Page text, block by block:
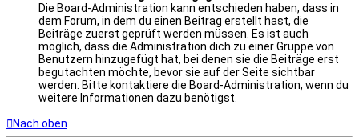
Die Board-Administration kann entschieden haben, dass in
dem Forum, in dem du einen Beitrag erstellt hast, die
Beiträge zuerst geprüft werden müssen. Es ist auch
möglich, dass die Administration dich zu einer Gruppe von
Benutzern hinzugefügt hat, bei denen sie die Beiträge erst
begutachten möchte, bevor sie auf der Seite sichtbar
werden. Bitte kontaktiere die Board-Administration, wenn du
weitere Informationen dazu benötigst.
Nach oben